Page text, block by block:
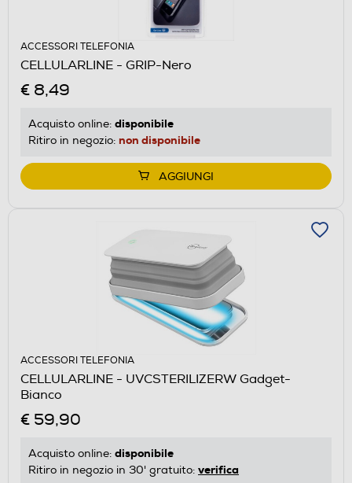
ACCESSORI TELEFONIA
CELLULARLINE - GRIP-Nero
€ 8,49
Acquisto online: disponibile
Ritiro in negozio: non disponibile
AGGIUNGI
ACCESSORI TELEFONIA
CELLULARLINE - UVCSTERILIZERW Gadget-
Bianco
€ 59,90
Acquisto online: disponibile
Ritiro in negozio in 30' gratuito: verifica